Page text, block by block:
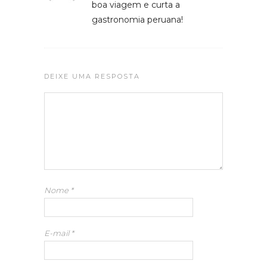
boa viagem e curta a
gastronomia peruana!
DEIXE UMA RESPOSTA
Nome *
E-mail*